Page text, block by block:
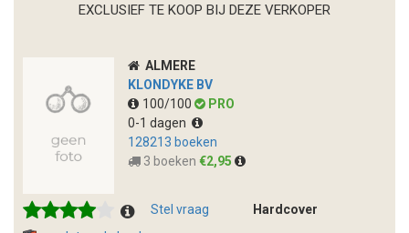
EXCLUSIEF TE KOOP BIJ DEZE VERKOPER
ALMERE
KLONDYKE BV
100/100
PRO
0-1 dagen
128213 boeken
3 boeken €2,95
Stel vraag
Hardcover